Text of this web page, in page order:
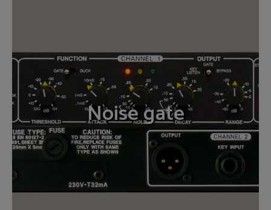
Noise gate